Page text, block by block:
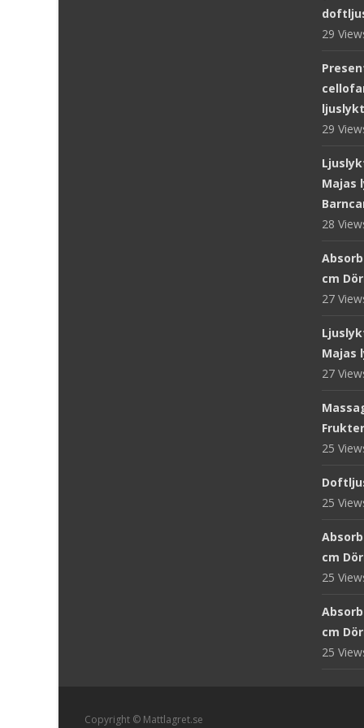
29
29
Majas
28
cm
27
Majas
27
25
25
cm
25
cm
25
Copyright © Mattlagret.se